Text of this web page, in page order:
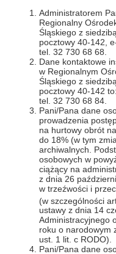
Administratorem
Regionalny
Śląskiego z
pocztowy 40-142,
tel. 32 730 68 68.
Dane kontaktowe
w Regionalnym
Śląskiego z
pocztowy 40-142
tel. 32 730 68 84.
Pani/Pana dane
prowadzenia
na hurtowy obrót
do 18% (w tym
archiwalnych.
osobowych w
ciążący na
z dnia 26
w trzeźwości i
(w szczególności
ustawy z dnia 14
Administracyjnego
roku o narodowym
ust. 1 lit. c RODO).
Pani/Pana dane